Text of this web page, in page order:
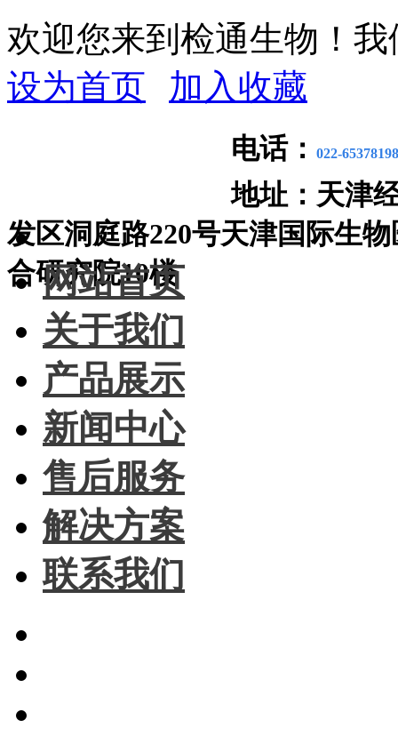
欢迎您来到检通生物！
设为首页
加入收藏
电话： 022-
地址： 天津
发区洞庭路220号天津国际生
合研究院10楼
网站首页
关于我们
产品展示
新闻中心
售后服务
解决方案
联系我们